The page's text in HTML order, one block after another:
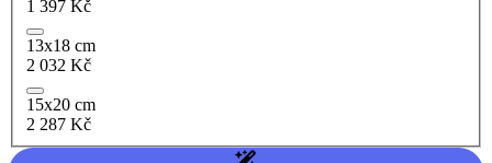
1 397 Kč
13x18 cm
2 032 Kč
15x20 cm
2 287 Kč